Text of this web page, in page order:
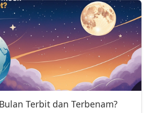
Terbit dan Terbenam?